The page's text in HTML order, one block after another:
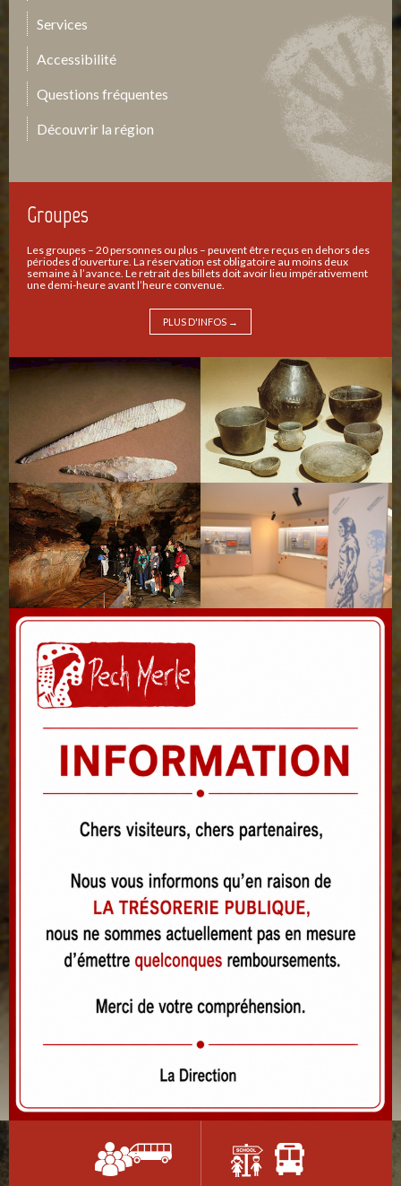
Services
Accessibilité
Questions fréquentes
Découvrir la région
Groupes
Les groupes – 20 personnes ou plus – peuvent être reçus en dehors des
périodes d’ouverture. La réservation est obligatoire au moins deux
semaine à l’avance. Le retrait des billets doit avoir lieu impérativement
une demi-heure avant l’heure convenue.
PLUS D'INFOS →